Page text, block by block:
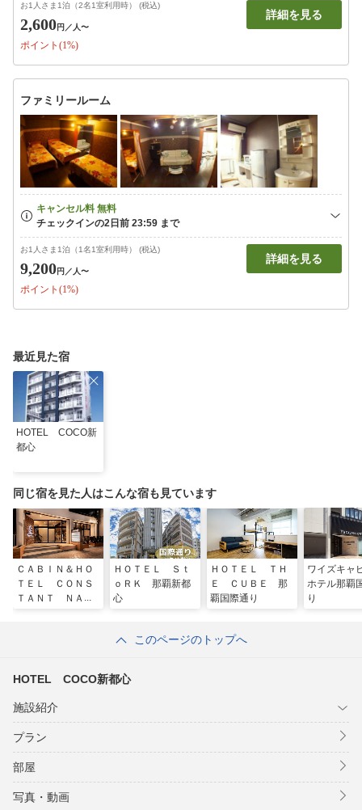
お1人さま1泊（2名1室利用時） (税込)
2,600円 ／人〜
ポイント(1%)
詳細を見る
ファミリールーム
お1人さま1泊（1名1室利用時） (税込)
9,200円 ／人〜
ポイント(1%)
詳細を見る
最近見た宿
HOTEL COCO新
都心
同じ宿を見た人はこんな宿も見ています
ＣＡＢＩＮ＆ＨＯ
ＴＥＬ ＣＯＮＳ
ＴＡＮＴ ＮＡＨ
ＨＯＴＥＬ Ｓｔ
ｏＲＫ 那覇新都
心
ＨＯＴＥＬ ＴＨ
Ｅ ＣＵＢＥ 那
覇国際通り
ワイズキャ
ホテル那覇
り
このページのトップへ
HOTEL COCO新都心
施設紹介
プラン
部屋
写真・動画